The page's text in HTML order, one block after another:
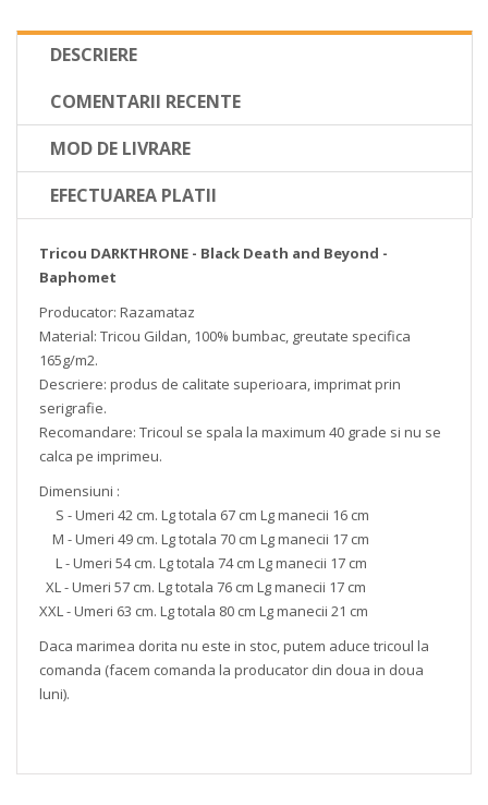
DESCRIERE
COMENTARII RECENTE
MOD DE LIVRARE
EFECTUAREA PLATII
Tricou DARKTHRONE - Black Death and Beyond -
Baphomet
Producator: Razamataz
Material: Tricou Gildan, 100% bumbac, greutate specifica
165g/m2.
Descriere: produs de calitate superioara, imprimat prin
serigrafie.
Recomandare: Tricoul se spala la maximum 40 grade si nu se
calca pe imprimeu.
Dimensiuni :
S - Umeri 42 cm. Lg totala 67 cm Lg manecii 16 cm
M - Umeri 49 cm. Lg totala 70 cm Lg manecii 17 cm
L - Umeri 54 cm. Lg totala 74 cm Lg manecii 17 cm
XL - Umeri 57 cm. Lg totala 76 cm Lg manecii 17 cm
XXL - Umeri 63 cm. Lg totala 80 cm Lg manecii 21 cm
Daca marimea dorita nu este in stoc, putem aduce tricoul la
comanda (facem comanda la producator din doua in doua
luni).